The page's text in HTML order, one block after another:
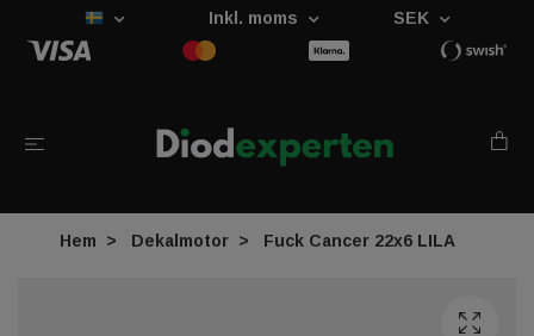
Inkl. moms SEK
Hem Dekalmotor Fuck Cancer 22x6 LILA